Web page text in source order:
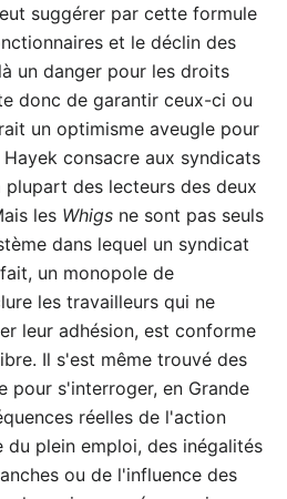
suggérer par cette formule
et le déclin des
un danger pour les droits
donc de garantir ceux-ci ou
un optimisme aveugle pour
consacre aux syndicats
plupart des lecteurs des deux
les Whigs ne sont pas seuls
dans lequel un syndicat
un monopole de
les travailleurs qui ne
leur adhésion, est conforme
Il s'est même trouvé des
pour s'interroger, en Grande
réelles de l'action
du plein emploi, des inégalités
ou de l'influence des